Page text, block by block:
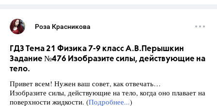
Роза Красникова
ГДЗ Тема 21 Физика 7-9 класс А.В.Перышкин
Задание №476 Изобразите силы, действующие на
тело.
Привет всем! Нужен ваш совет, как отвечать…
Изобразите силы, действующие на тело, когда оно плавает на
поверхности жидкости. (Подробнее...)